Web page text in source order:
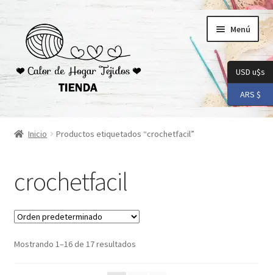
navegación
contenido
Menú
Inicio
Checkout
Conoceme
Preguntas Frecuentes
Inicio Productos etiquetados “crochetfacil”
crochetfacil
Mostrando 1–16 de 17 resultados
USD u$s
ARS $